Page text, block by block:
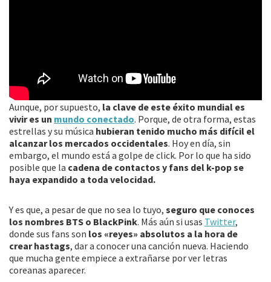
Aunque, por supuesto, la clave de este éxito mundial es
vivir es un mundo conectado. Porque, de otra forma, estas
estrellas y su música hubieran tenido mucho más difícil el
alcanzar los mercados occidentales. Hoy en día, sin
embargo, el mundo está a golpe de click. Por lo que ha sido
posible que la cadena de contactos y fans del k-pop se
haya expandido a toda velocidad.
Y es que, a pesar de que no sea lo tuyo, seguro que conoces
los nombres BTS o BlackPink. Más aún si usas Twitter,
donde sus fans son los «reyes» absolutos a la hora de
crear hastags, dar a conocer una canción nueva. Haciendo
que mucha gente empiece a extrañarse por ver letras
coreanas aparecer.